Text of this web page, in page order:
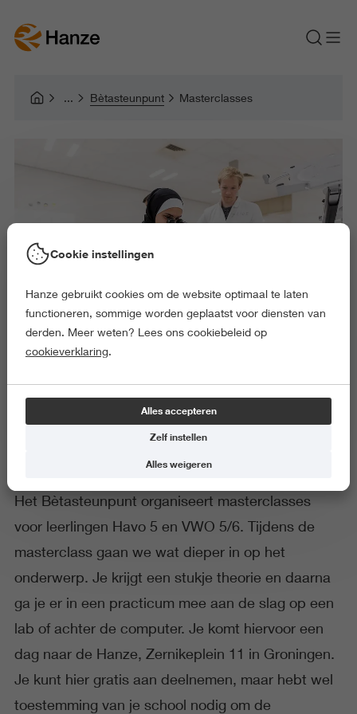
Bètasteunpunt Masterclasses
Masterclasses
Het Bètasteunpunt organiseert masterclasses
voor leerlingen Havo 5 en VWO 5/6. Tijdens de
masterclass gaan we wat dieper in op het
onderwerp. Je krijgt een stukje theorie en daarna
ga je er in een practicum mee aan de slag op een
lab of achter de computer. Je komt hiervoor een
dag naar de Hanze, Zernikeplein 11 in Groningen.
Je kunt hier gratis aan deelnemen, maar hebt wel
toestemming van je school nodig om de
Cookie instellingen
Hanze gebruikt cookies om de website optimaal te laten
functioneren, sommige worden geplaatst voor diensten van
derden. Meer weten? Lees ons cookiebeleid op
cookieverklaring.
Alles accepteren
Zelf instellen
Alles weigeren